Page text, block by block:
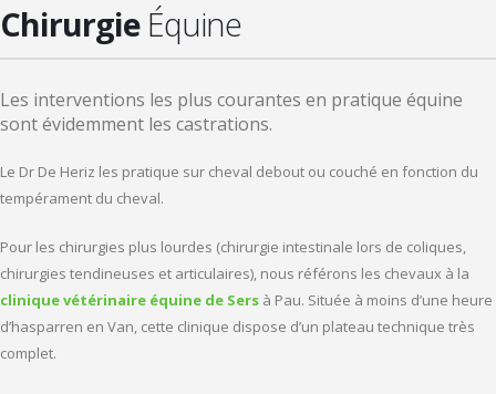
Chirurgie Équine
Les interventions les plus courantes en pratique équine
sont évidemment les castrations.
Le Dr De Heriz les pratique sur cheval debout ou couché en fonction du
tempérament du cheval.
Pour les chirurgies plus lourdes (chirurgie intestinale lors de coliques,
chirurgies tendineuses et articulaires), nous référons les chevaux à la
clinique vétérinaire équine de Sers à Pau. Située à moins d’une heure
d’hasparren en Van, cette clinique dispose d’un plateau technique très
complet.